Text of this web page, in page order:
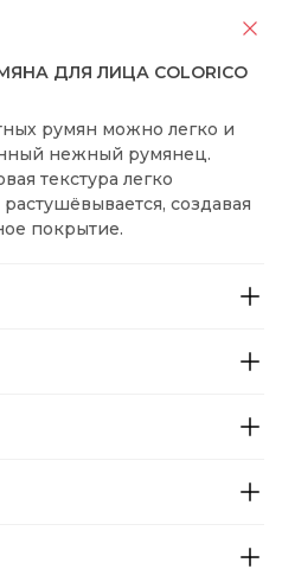
ДЛЯ ЛИЦА COLORICO
румян можно легко и
нежный румянец.
текстура легко
создавая
покрытие.